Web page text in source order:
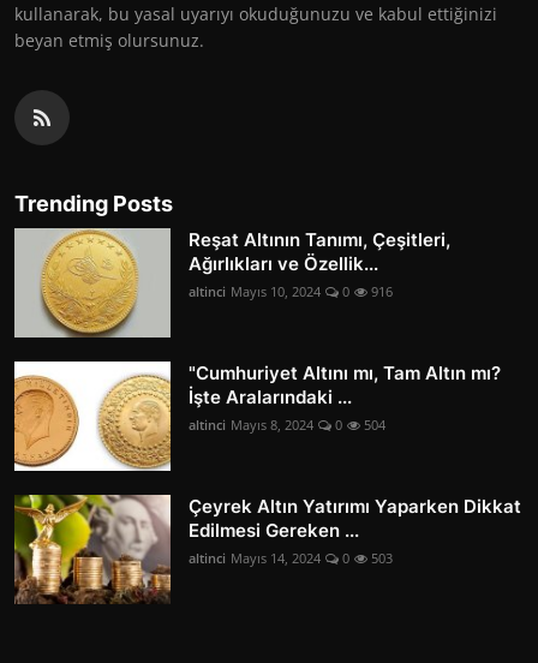
kullanarak, bu yasal uyarıyı okuduğunuzu ve kabul ettiğinizi
beyan etmiş olursunuz.
Trending Posts
Reşat Altının Tanımı, Çeşitleri,
Ağırlıkları ve Özellik...
altinci Mayıs 10, 2024 0 916
"Cumhuriyet Altını mı, Tam Altın mı?
İşte Aralarındaki ...
altinci Mayıs 8, 2024 0 504
Çeyrek Altın Yatırımı Yaparken Dikkat
Edilmesi Gereken ...
altinci Mayıs 14, 2024 0 503